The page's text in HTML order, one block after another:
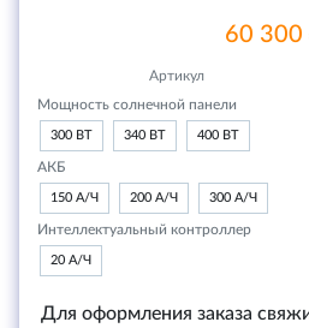
60 300
Артикул
Мощность солнечной панели
300 ВТ 340 ВТ 400 ВТ
АКБ
150 А/Ч 200 А/Ч 300 А/Ч
Интеллектуальный контроллер
20 А/Ч
Для оформления заказа